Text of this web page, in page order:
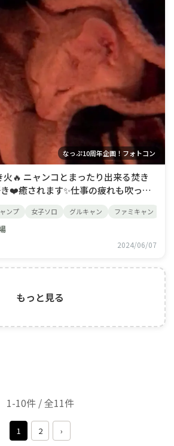
なっぷ10周年企画！フォトコン
来る焚き
❤️癒されます✨仕事の疲れも吹っ飛
ンプ 女子ソロ グルキャン ファミキャン
2024/06/07
もっと見る
1-10件 / 全11件
1 2 ›